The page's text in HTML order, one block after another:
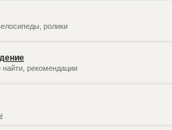
ролики
рекомендации